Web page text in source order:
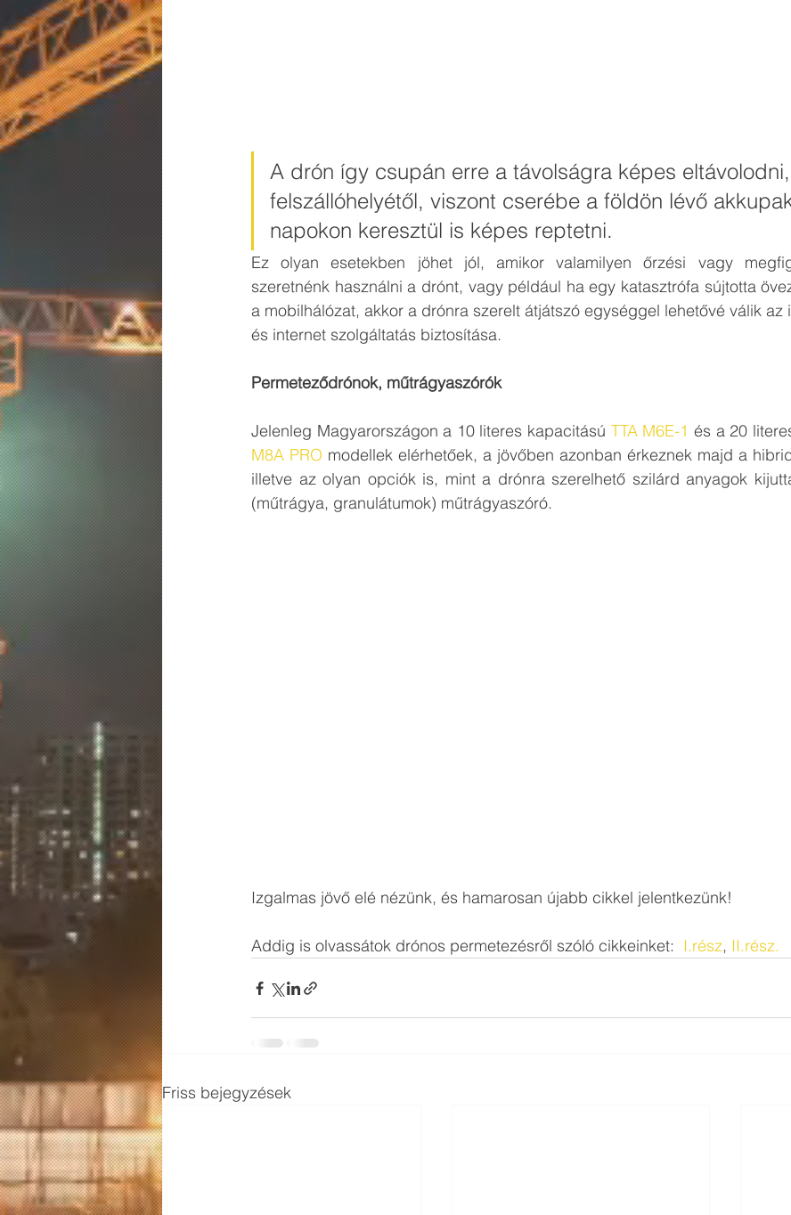
A drón így csupán erre a távolságra képes
felszállóhelyétől, viszont cserébe a földön lévő
napokon keresztül is képes reptetni.
Ez olyan esetekben jöhet jól, amikor valamilyen őrzési vagy
szeretnénk használni a drónt, vagy például ha egy katasztrófa sújtotta
a mobilhálózat, akkor a drónra szerelt átjátszó egységgel lehetővé válik az
és internet szolgáltatás biztosítása.
Permeteződrónok, műtrágyaszórók
Jelenleg Magyarországon a 10 literes kapacitású TTA M6E-1 és a 20
M8A PRO modellek elérhetőek, a jövőben azonban érkeznek majd a
illetve az olyan opciók is, mint a drónra szerelhető szilárd anyagok
(műtrágya, granulátumok) műtrágyaszóró.
Izgalmas jövő elé nézünk, és hamarosan újabb cikkel jelentkezünk!
Addig is olvassátok drónos permetezésről szóló cikkeinket: I.rész, II.rész.
Friss bejegyzések